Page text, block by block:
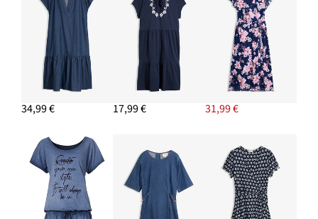
PRIDAŤ DO KOŠÍKA
Náušnice kruhy
11,99 €
PRIDAŤ DO KOŠÍKA
34,99 € 17,99 € 31,99 €